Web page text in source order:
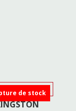
de stock